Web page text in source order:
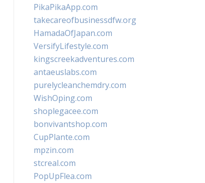
PikaPikaApp.com
takecareofbusinessdfw.org
HamadaOfJapan.com
VersifyLifestyle.com
kingscreekadventures.com
antaeuslabs.com
purelycleanchemdry.com
WishOping.com
shoplegacee.com
bonvivantshop.com
CupPlante.com
mpzin.com
stcreal.com
PopUpFlea.com